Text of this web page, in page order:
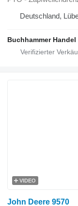
Deutschland,
Buchhammer Handel
VIDEO
John Deere 9570